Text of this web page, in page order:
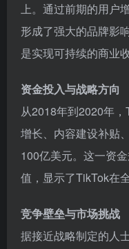
上。通过前期的用户
形成了强大的品牌影
是实现可持续的商业收
资金投入与战略方向
从2018年到2020年
增长、内容建设补贴
100亿美元。这一资
值，显示了TikTok在
竞争壁垒与市场挑战
据接近战略制定的人